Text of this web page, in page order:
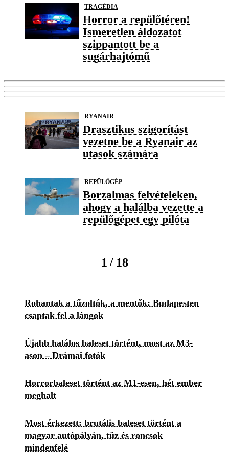
TRAGÉDIA
Horror a repülőtéren!
Ismeretlen áldozatot
szippantott be a
sugárhajtómű
RYANAIR
Drasztikus szigorítást
vezetne be a Ryanair az
utasok számára
REPÜLŐGÉP
Borzalmas felvételeken,
ahogy a halálba vezette a
repülőgépet egy pilóta
1 / 18
Rohantak a tűzoltók, a mentők: Budapesten
csaptak fel a lángok
Újabb halálos baleset történt, most az M3-
ason – Drámai fotók
Horrorbaleset történt az M1-esen, hét ember
meghalt
Most érkezett: brutális baleset történt a
magyar autópályán, tűz és roncsok
mindenfelé